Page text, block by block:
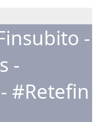
-
-
#Retefin